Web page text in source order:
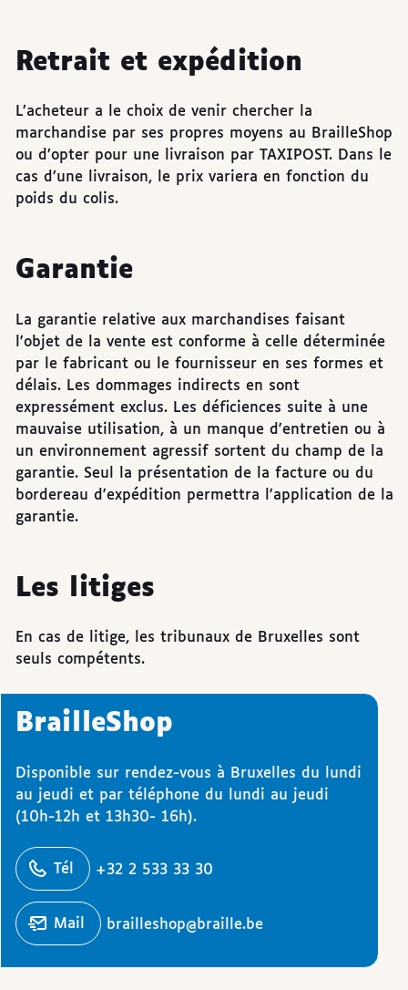
Retrait et expédition
L’acheteur a le choix de venir chercher la
marchandise par ses propres moyens au BrailleShop
ou d’opter pour une livraison par TAXIPOST. Dans le
cas d’une livraison, le prix variera en fonction du
poids du colis.
Garantie
La garantie relative aux marchandises faisant
l'objet de la vente est conforme à celle déterminée
par le fabricant ou le fournisseur en ses formes et
délais. Les dommages indirects en sont
expressément exclus. Les déficiences suite à une
mauvaise utilisation, à un manque d'entretien ou à
un environnement agressif sortent du champ de la
garantie. Seul la présentation de la facture ou du
bordereau d'expédition permettra l'application de la
garantie.
Les litiges
En cas de litige, les tribunaux de Bruxelles sont
seuls compétents.
BrailleShop
Disponible sur rendez-vous à Bruxelles du lundi
au jeudi et par téléphone du lundi au jeudi
(10h-12h et 13h30- 16h).
Tél éphoner
+32 2 533 33 30
Écrire un
mail brailleshop@braille.be